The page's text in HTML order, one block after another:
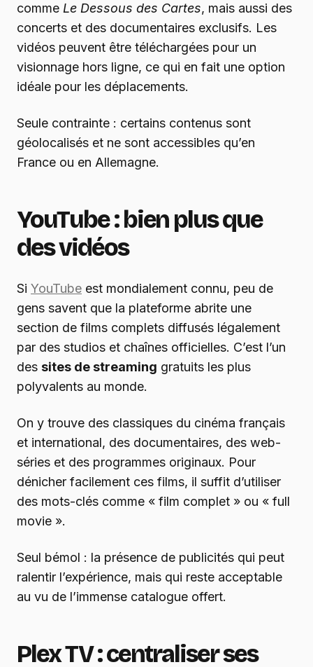
comme Le Dessous des Cartes, mais aussi des
concerts et des documentaires exclusifs. Les
vidéos peuvent être téléchargées pour un
visionnage hors ligne, ce qui en fait une option
idéale pour les déplacements.
Seule contrainte : certains contenus sont
géolocalisés et ne sont accessibles qu’en
France ou en Allemagne.
YouTube : bien plus que
des vidéos
Si YouTube est mondialement connu, peu de
gens savent que la plateforme abrite une
section de films complets diffusés légalement
par des studios et chaînes officielles. C’est l’un
des sites de streaming gratuits les plus
polyvalents au monde.
On y trouve des classiques du cinéma français
et international, des documentaires, des web-
séries et des programmes originaux. Pour
dénicher facilement ces films, il suffit d’utiliser
des mots-clés comme « film complet » ou « full
movie ».
Seul bémol : la présence de publicités qui peut
ralentir l’expérience, mais qui reste acceptable
au vu de l’immense catalogue offert.
Plex TV : centraliser ses